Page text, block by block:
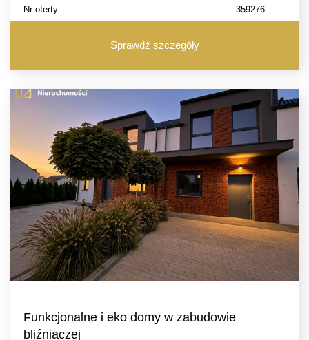
Nr oferty: 359276
Sprawdź szczegóły
Funkcjonalne i eko domy w zabudowie
bliźniaczej